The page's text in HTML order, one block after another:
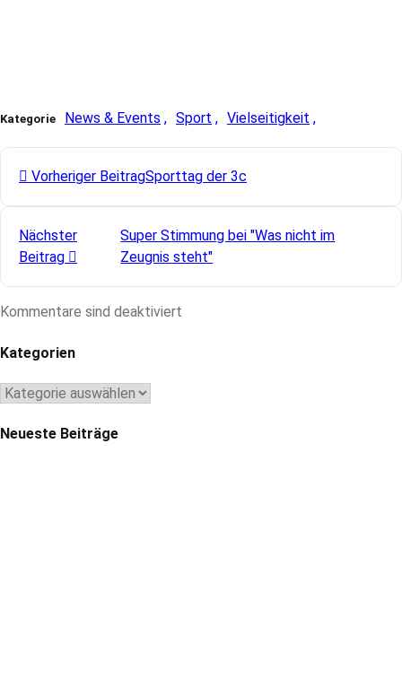
Kategorie News & Events Sport Vielseitigkeit
Vorheriger BeitragSporttag der 3c
Nächster
Beitrag
Super Stimmung bei "Was nicht im
Zeugnis steht"
Kommentare sind deaktiviert
Kategorien
Kategorien
Neueste Beiträge